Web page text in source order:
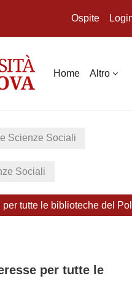
Ospite
Home Altro
Scienze Sociali
Sociali
tutte le biblioteche del
per tutte le